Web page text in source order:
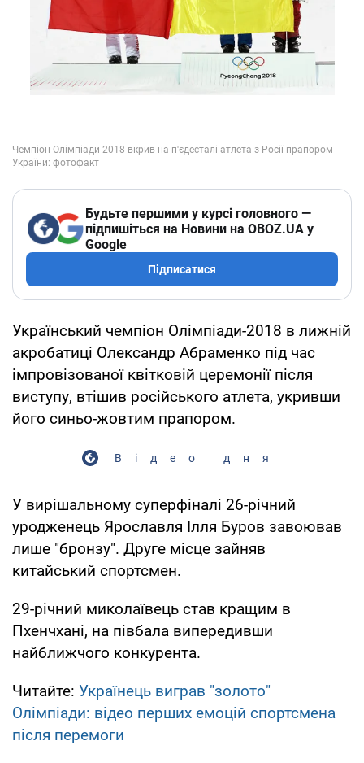
Будьте першими у курсі головного —
підпишіться на Новини на OBOZ.UA у
Google
Підписатися
Український чемпіон Олімпіади-2018 в лижній
акробатиці Олександр Абраменко під час
імпровізованої квітковій церемонії після
виступу, втішив російського атлета, укривши
його синьо-жовтим прапором.
Відео дня
У вирішальному суперфіналі 26-річний
уродженець Ярославля Ілля Буров завоював
лише "бронзу". Друге місце зайняв
китайський спортсмен.
29-річний миколаївець став кращим в
Пхенчхані, на півбала випередивши
найближчого конкурента.
Читайте: Українець виграв "золото"
Олімпіади: відео перших емоцій спортсмена
після перемоги